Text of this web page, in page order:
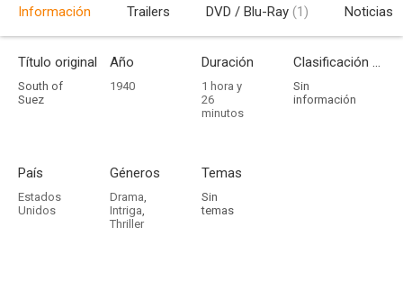
Estrenada
Información Trailers DVD / Blu-Ray (1) Noticias
Título original
South of
Suez
Año
1940
Duración
1 hora y
26
minutos
Clasificación por edades
Sin
información
País
Estados
Unidos
Géneros
Drama,
Intriga,
Thriller
Temas
Sin
temas